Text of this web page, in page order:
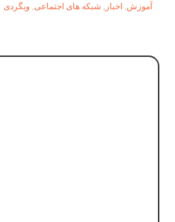
آموزش, اخبار , شبکه های اجتماعی, وبگردی